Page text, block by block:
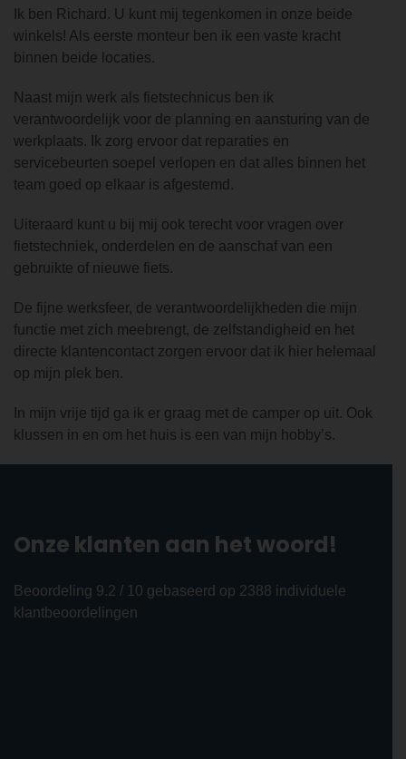
Ik ben Richard. U kunt mij tegenkomen in onze beide
winkels! Als eerste monteur ben ik een vaste kracht
binnen beide locaties.
Naast mijn werk als fietstechnicus ben ik
verantwoordelijk voor de planning en aansturing van de
werkplaats. Ik zorg ervoor dat reparaties en
servicebeurten soepel verlopen en dat alles binnen het
team goed op elkaar is afgestemd.
Uiteraard kunt u bij mij ook terecht voor vragen over
fietstechniek, onderdelen en de aanschaf van een
gebruikte of nieuwe fiets.
De fijne werksfeer, de verantwoordelijkheden die mijn
functie met zich meebrengt, de zelfstandigheid en het
directe klantencontact zorgen ervoor dat ik hier helemaal
op mijn plek ben.
In mijn vrije tijd ga ik er graag met de camper op uit. Ook
klussen in en om het huis is een van mijn hobby’s.
Onze klanten aan het woord!
Beoordeling 9.2 / 10 gebaseerd op 2388 individuele
klantbeoordelingen